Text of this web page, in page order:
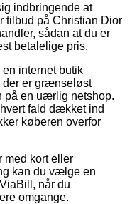
indbringende at
tilbud på Christian Dior
sådan at du er
betalelige pris.
internet butik
der er grænseløst
på en uærlig netshop.
fald dækket ind
køberen overfor
med kort eller
kan du vælge en
når du
omgange.